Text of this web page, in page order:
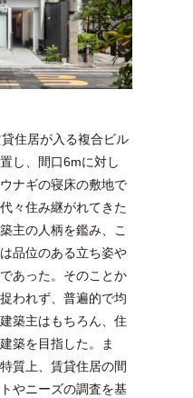
住居が入る複合ビル
し、間口6mに対し
ナギの寝床の敷地で
々住み継がれてきた
主の人柄を鑑み、こ
品位のある立ち姿や
あった。そのことか
われず、普遍的で均
築主はもちろん、住
築を目指した。ま
質上、賃貸住居の間
やニーズの調査を基